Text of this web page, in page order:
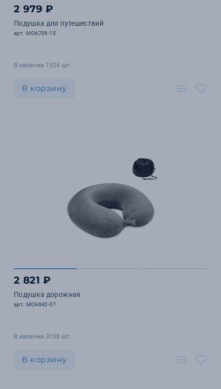
2 979 ₽
Подушка для путешествий
арт. MO6709-15
В наличии 1524 шт.
В корзину
2 821 ₽
Подушка дорожная
арт. MO6842-07
В наличии 3158 шт.
В корзину